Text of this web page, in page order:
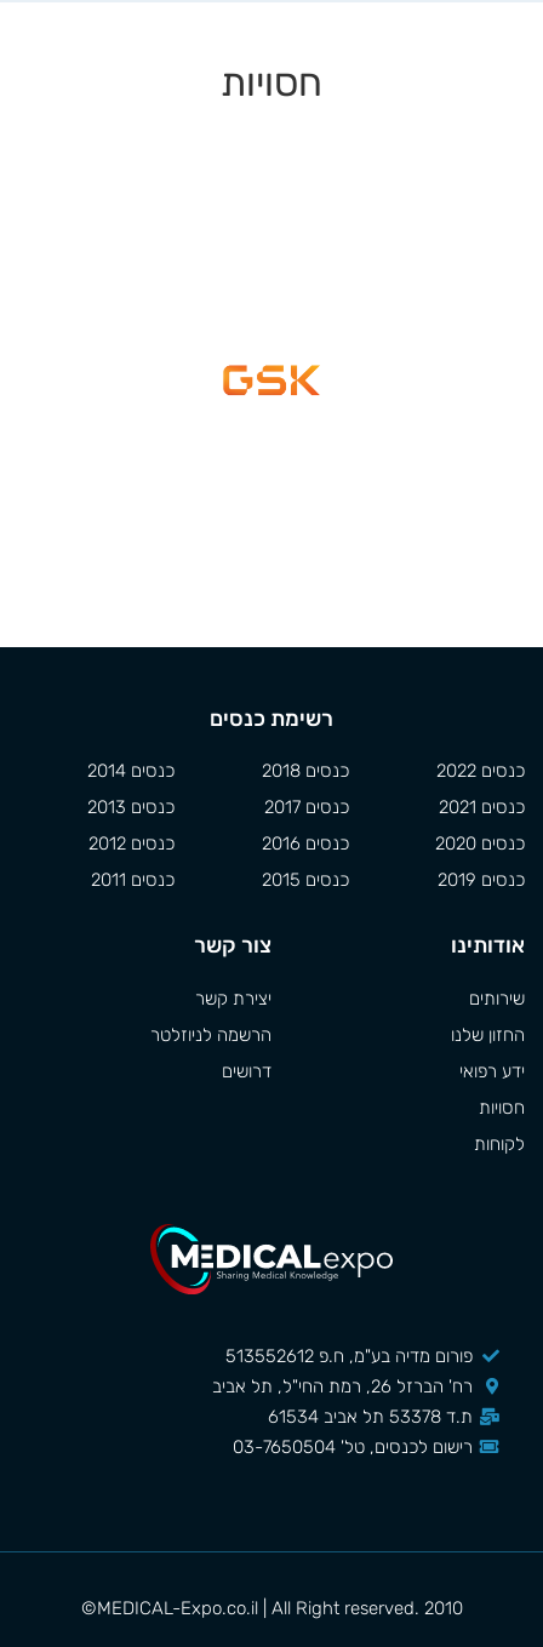
חסויות
פורום מדיה בע"מ, ח.פ 513552612
רח' הברזל 26, רמת החי"ל, תל אביב
ת.ד 53378 תל אביב 61534
רישום לכנסים, טל' 03-7650504
רשימת כנסים
כנסים 2022
כנסים 2021
כנסים 2020
כנסים 2019
כנסים 2018
כנסים 2017
כנסים 2016
כנסים 2015
כנסים 2014
כנסים 2013
כנסים 2012
כנסים 2011
אודותינו
שירותים
החזון שלנו
ידע רפואי
חסויות
לקוחות
צור קשר
יצירת קשר
הרשמה לניוזלטר
דרושים
MEDICAL-Expo.co.il | All Right reserved. 2010©